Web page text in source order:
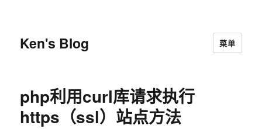
Ken's Blog 菜单
php利用curl库请求执行
https（ssl）站点方法